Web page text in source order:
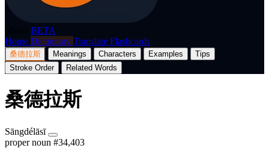
BETA
Home Dictionary Translate Flashcards
桑德拉斯 Meanings Characters Examples
Tips
Stroke Order
Related Words
桑德拉斯
Sāngdélāsī
proper noun #34,403